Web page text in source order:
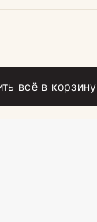
всё в корзину